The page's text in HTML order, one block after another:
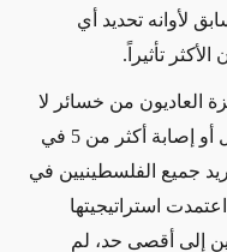
لأوانه تحديد أي
تأثيراً .
العاديون من خسائر لا
حصر لها خلال الحرب، بما في ذلك مقتل أو إصابة أكثر من 5 في
جميع الفلسطينيين في
استراتيجيتها
إلى أقصى حد، لم